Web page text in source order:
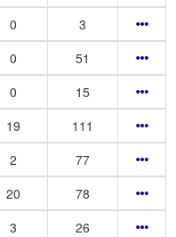
0
3
0
51
0
15
19
111
2
77
20
78
3
26